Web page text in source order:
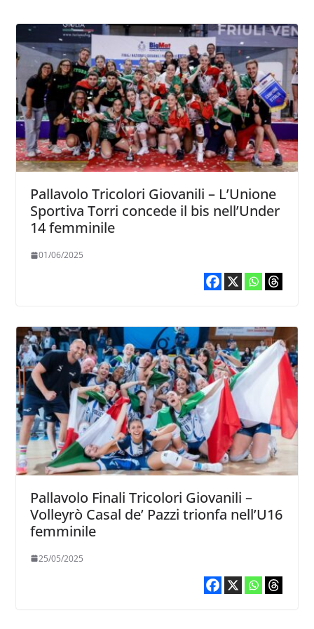
Pallavolo Tricolori Giovanili – L’Unione
Sportiva Torri concede il bis nell’Under
14 femminile
01/06/2025
Pallavolo Finali Tricolori Giovanili –
Volleyrò Casal de’ Pazzi trionfa nell’U16
femminile
25/05/2025